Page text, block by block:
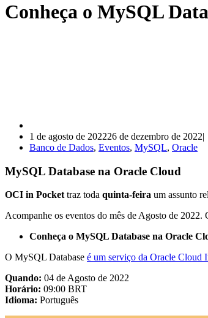
Conheça o MySQL
1 de agosto de 202226 de dezembro de 2022
Banco de Dados, Eventos, MySQL, Oracle
MySQL Database na Oracle Cloud
OCI in Pocket traz toda quinta-feira um assunto
Acompanhe os eventos do mês de Agosto de 2022.
Conheça o MySQL Database na Oracle
O MySQL Database é um serviço da Oracle Cloud
Quando: 04 de Agosto de 2022
Horário: 09:00 BRT
Idioma: Português